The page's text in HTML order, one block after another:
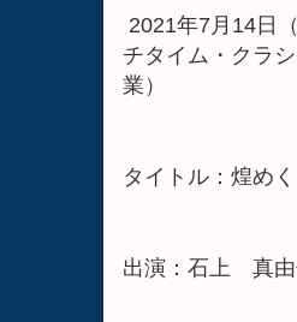
2021年7月14日
チタイム・クラ
業）
タイトル：煌め
出演：石上 真